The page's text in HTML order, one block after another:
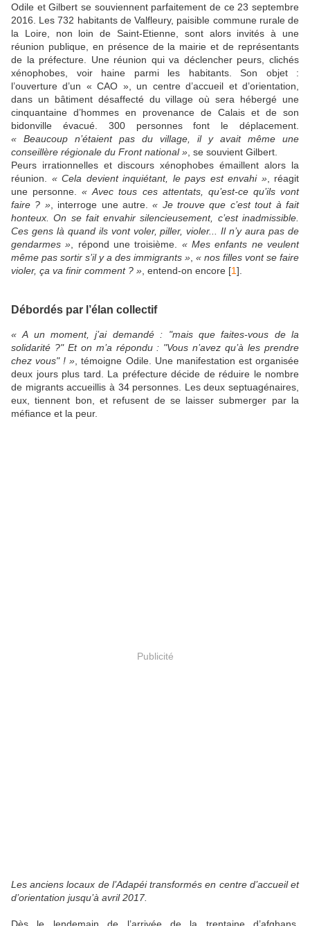
Odile et Gilbert se souviennent parfaitement de ce 23 septembre
2016. Les 732 habitants de Valfleury, paisible commune rurale de
la Loire, non loin de Saint-Etienne, sont alors invités à une
réunion publique, en présence de la mairie et de représentants
de la préfecture. Une réunion qui va déclencher peurs, clichés
xénophobes, voir haine parmi les habitants. Son objet :
l’ouverture d’un « CAO », un centre d’accueil et d’orientation,
dans un bâtiment désaffecté du village où sera hébergé une
cinquantaine d’hommes en provenance de Calais et de son
bidonville évacué. 300 personnes font le déplacement.
« Beaucoup n’étaient pas du village, il y avait même une
conseillère régionale du Front national » , se souvient Gilbert.
Peurs irrationnelles et discours xénophobes émaillent alors la
réunion. « Cela devient inquiétant, le pays est envahi », réagit
une personne.« Avec tous ces attentats, qu’est-ce qu’ils vont
faire ? », interroge une autre.« Je trouve que c’est tout à fait
honteux. On se fait envahir silencieusement, c’est inadmissible.
Ces gens là quand ils vont voler, piller, violer... Il n’y aura pas de
gendarmes » , répond une troisième. « Mes enfants ne veulent
même pas sortir s’il y a des immigrants » « nos filles vont se faire
violer, ça va finir comment ? » , entend-on encore [1]
Débordés par l’élan collectif
« A un moment, j’ai demandé : "mais que faites-vous de la
solidarité ?" Et on m’a répondu : "Vous n’avez qu’à les prendre
chez vous" ! », témoigne Odile. Une manifestation est organisée
deux jours plus tard. La préfecture décide de réduire le nombre
de migrants accueillis à 34 personnes. Les deux septuagénaires,
eux, tiennent bon, et refusent de se laisser submerger par la
méfiance et la peur.
Publicité
Les anciens locaux de l’Adapéi transformés en centre d’accueil et
d’orientation jusqu’à avril 2017.